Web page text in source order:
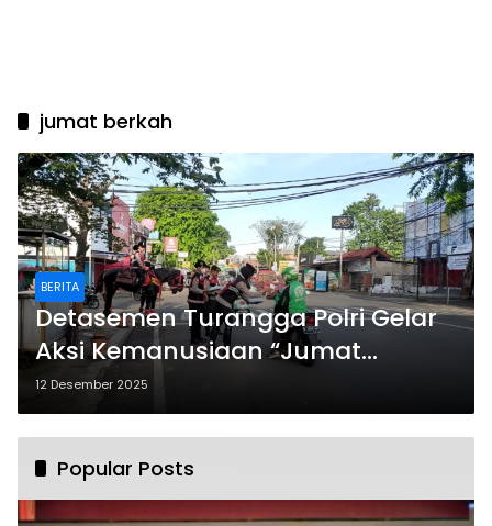
jumat berkah
BERITA
Detasemen Turangga Polri Gelar
Aksi Kemanusiaan “Jumat
Berkah”
12 Desember 2025
Popular Posts